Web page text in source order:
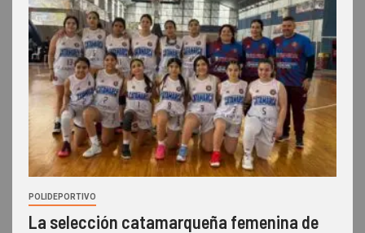
POLIDEPORTIVO
La selección catamarqueña femenina de